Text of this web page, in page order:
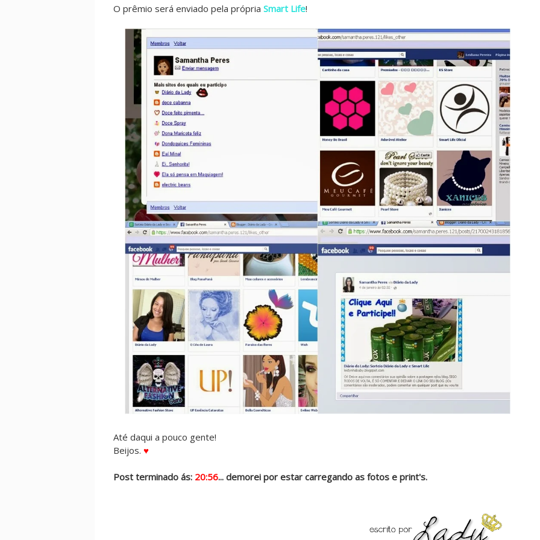
O prêmio será enviado pela própria Smart Life!
Até daqui a pouco gente!
Beijos. ♥
Post terminado ás: 20:56... demorei por estar carregando as fotos e print's.